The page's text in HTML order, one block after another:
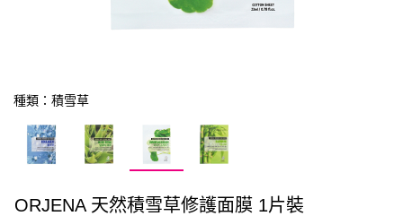
種類：積雪草
ORJENA 天然積雪草修護面膜 1片裝